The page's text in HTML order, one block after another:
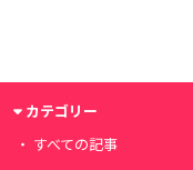
カテゴリー
すべての記事